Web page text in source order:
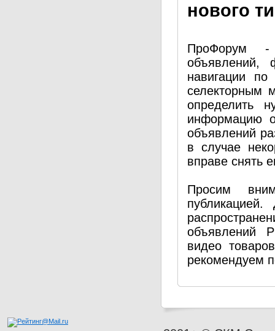
нового
ПроФорум -
объявлений,
навигации по
селекторным
определить
информацию
объявлений
в случае
вправе снять
Просим
объявлений
видео
рекомендуем